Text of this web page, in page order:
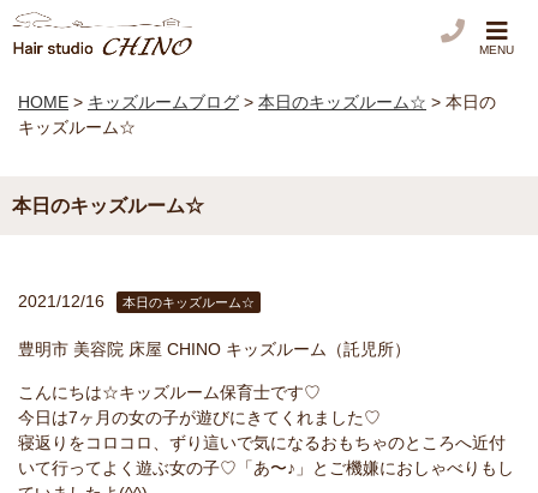
MENU
HOME > キッズルームブログ > 本日のキッズルーム☆ > 本日の
キッズルーム☆
本日のキッズルーム☆
2021/12/16 本日のキッズルーム☆
豊明市 美容院 床屋 CHINO キッズルーム（託児所）
こんにちは☆キッズルーム保育士です♡
今日は7ヶ月の女の子が遊びにきてくれました♡
寝返りをコロコロ、ずり這いで気になるおもちゃのところへ近付
いて行ってよく遊ぶ女の子♡「あ〜♪」とご機嫌におしゃべりもし